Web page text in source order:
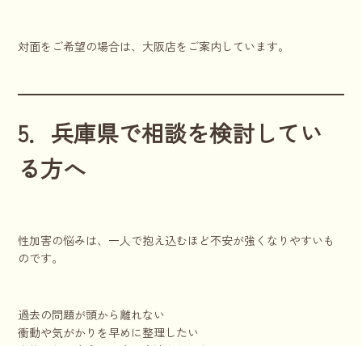
対面をご希望の場合は、大阪店をご案内しています。
5．兵庫県で相談を検討してい
る方へ
性加害の悩みは、一人で抱え込むほど不安が強くなりやすいも
のです。
過去の問題が頭から離れない
衝動や気がかりを早めに整理したい